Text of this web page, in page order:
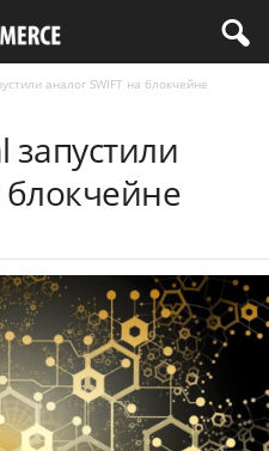
аналог SWIFT на блокчейне
запустили
блокчейне